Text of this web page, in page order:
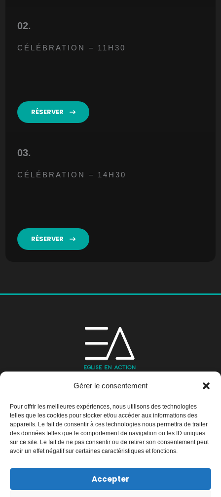
Gérer le consentement
Pour offrir les meilleures expériences, nous utilisons des technologies
telles que les cookies pour stocker et/ou accéder aux informations des
appareils. Le fait de consentir à ces technologies nous permettra de traiter
des données telles que le comportement de navigation ou les ID uniques
sur ce site. Le fait de ne pas consentir ou de retirer son consentement peut
avoir un effet négatif sur certaines caractéristiques et fonctions.
Accepter
02.
CÉLÉBRATION – 11H30
RÉSERVER
03.
CÉLÉBRATION – 14H30
RÉSERVER
Email:information@eglisenaction.fr
Téléphone:01 39 47 86 57
Emplacement: 29 Boulevard Karl Marx - 95100
Argenteuil